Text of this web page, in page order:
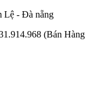
Lệ - Đà nẵng
(Bán Hàng